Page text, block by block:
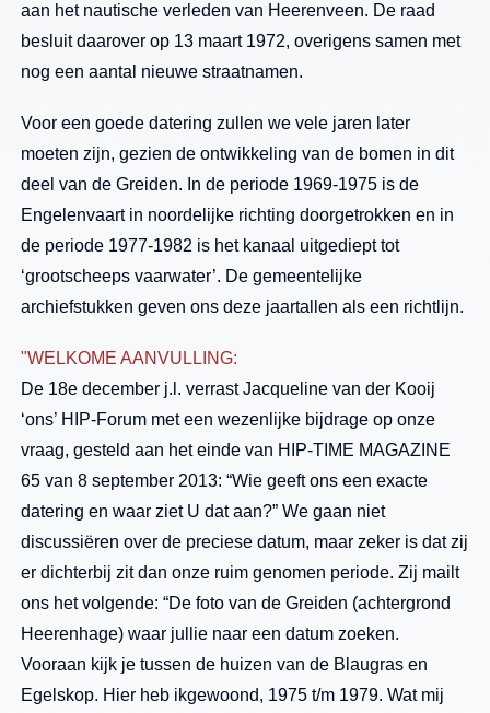
aan het nautische verleden van Heerenveen. De raad
besluit daarover op 13 maart 1972, overigens samen met
nog een aantal nieuwe straatnamen.
Voor een goede datering zullen we vele jaren later
moeten zijn, gezien de ontwikkeling van de bomen in dit
deel van de Greiden. In de periode 1969-1975 is de
Engelenvaart in noordelijke richting doorgetrokken en in
de periode 1977-1982 is het kanaal uitgediept tot
‘grootscheeps vaarwater’. De gemeentelijke
archiefstukken geven ons deze jaartallen als een richtlijn.
"WELKOME AANVULLING:
De 18e december j.l. verrast Jacqueline van der Kooij
‘ons’ HIP-Forum met een wezenlijke bijdrage op onze
vraag, gesteld aan het einde van HIP-TIME MAGAZINE
65 van 8 september 2013: “Wie geeft ons een exacte
datering en waar ziet U dat aan?” We gaan niet
discussiëren over de preciese datum, maar zeker is dat zij
er dichterbij zit dan onze ruim genomen periode. Zij mailt
ons het volgende: “De foto van de Greiden (achtergrond
Heerenhage) waar jullie naar een datum zoeken.
Vooraan kijk je tussen de huizen van de Blaugras en
Egelskop. Hier heb ikgewoond, 1975 t/m 1979. Wat mij